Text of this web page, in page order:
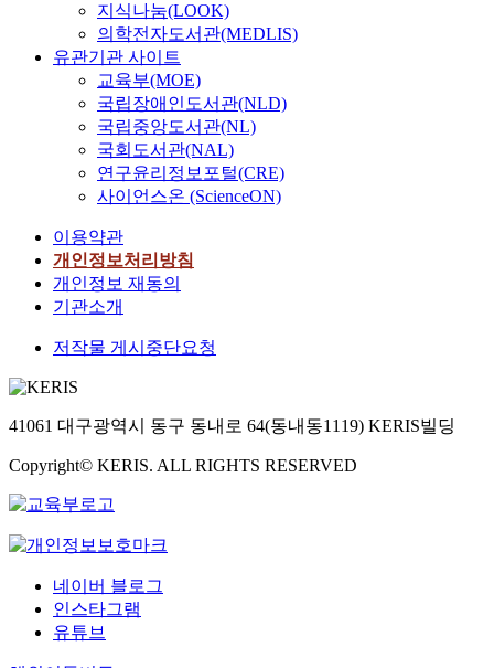
지식나눔(LOOK)
의학전자도서관(MEDLIS)
유관기관 사이트
교육부(MOE)
국립장애인도서관(NLD)
국립중앙도서관(NL)
국회도서관(NAL)
연구윤리정보포털(CRE)
사이언스온 (ScienceON)
이용약관
개인정보처리방침
개인정보 재동의
기관소개
저작물 게시중단요청
41061 대구광역시 동구 동내로 64(동내동1119) KERIS빌딩
Copyright© KERIS. ALL RIGHTS RESERVED
네이버 블로그
인스타그램
유튜브